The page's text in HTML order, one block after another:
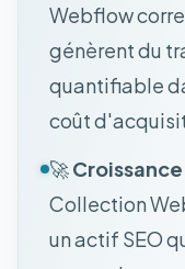
Webflow
génèrent du
quantifiable
coût
🚀
Collection
un actif SEO